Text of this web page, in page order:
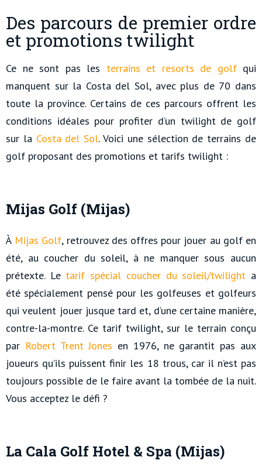
Des parcours de premier ordre
et promotions twilight
Ce ne sont pas les terrains et resorts de golfqui
manquent sur la Costa del Sol, avec plus de 70 dans
toute la province. Certains de ces parcours offrent les
conditions idéales pour profiter d’un twilight de golf
sur la Costa del Sol. Voici une sélection de terrains de
golf proposant des promotions et tarifs twilight :
Mijas Golf (Mijas)
À Mijas Golf, retrouvez des offres pour jouer au golf en
été, au coucher du soleil, à ne manquer sous aucun
prétexte. Le tarif spécial coucher du soleil/twilight a
été spécialement pensé pour les golfeuses et golfeurs
qui veulent jouer jusque tard et, d’une certaine manière,
contre-la-montre. Ce tarif twilight, sur le terrain conçu
par Robert Trent Jones en 1976, ne garantit pas aux
joueurs qu’ils puissent finir les 18 trous, car il n’est pas
toujours possible de le faire avant la tombée de la nuit.
Vous acceptez le défi ?
La Cala Golf Hotel & Spa (Mijas)